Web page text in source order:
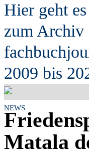
Hier geht es
zum Archiv
fachb
2009 bis
NEWS
Matala